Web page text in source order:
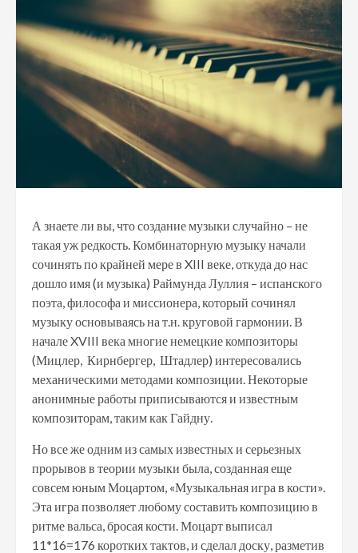
А знаете ли вы, что создание музыки случайно – не
такая уж редкость. Комбинаторную музыку начали
сочинять по крайней мере в XIII веке, откуда до нас
дошло имя (и музыка) Раймунда Луллия – испанского
поэта, философа и миссионера, который сочинял
музыку основываясь на т.н. круговой гармонии. В
начале XVIII века многие немецкие композиторы
(Мицлер, Кирнбергер, Штадлер) интересовались
механическими методами композиции. Некоторые
анонимные работы приписываются и известным
композиторам, таким как Гайдну.
Но все же одним из самых известных и серьезных
прорывов в теории музыки была, созданная еще
совсем юным Моцартом, «Музыкальная игра в кости».
Эта игра позволяет любому составить композицию в
ритме вальса, бросая кости. Моцарт выписал
11*16=176 коротких тактов, и сделал доску, разметив